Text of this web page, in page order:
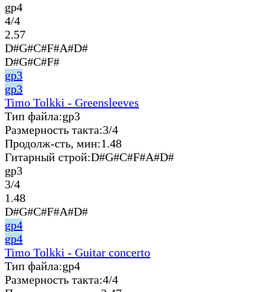
gp4
4/4
2.57
D#G#C#F#A#D#
D#G#C#F#
gp3
gp3
Timo Tolkki - Greensleeves
Тип файла:gp3
Размерность такта:3/4
Продолж-сть, мин:1.48
Гитарный строй:D#G#C#F#A#D#
gp3
3/4
1.48
D#G#C#F#A#D#
gp4
gp4
Timo Tolkki - Guitar concerto
Тип файла:gp4
Размерность такта:4/4